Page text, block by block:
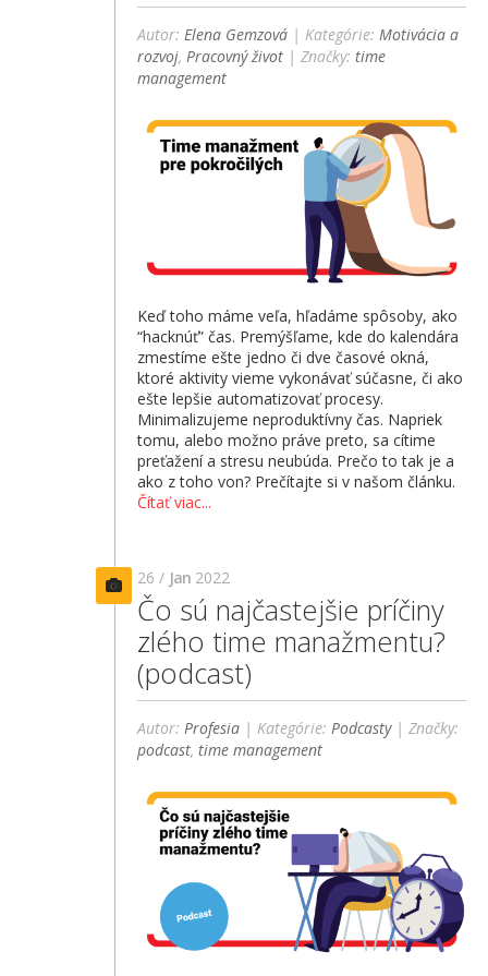
Autor:Elena Gemzová | Kategórie:Motivácia a
rozvoj,Pracovný život | Značky:time
management
Keď toho máme veľa, hľadáme spôsoby, ako
“hacknúť” čas. Premýšľame, kde do kalendára
zmestíme ešte jedno či dve časové okná,
ktoré aktivity vieme vykonávať súčasne, či ako
ešte lepšie automatizovať procesy.
Minimalizujeme neproduktívny čas. Napriek
tomu, alebo možno práve preto, sa cítime
preťažení a stresu neubúda. Prečo to tak je a
ako z toho von? Prečítajte si v našom článku.
Čítať viac...
26 / Jan 2022
Čo sú najčastejšie príčiny
zlého time manažmentu?
(podcast)
Autor:Profesia | Kategórie:Podcasty| Značky:
podcast,time management